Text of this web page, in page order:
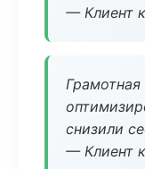
— Клиент
снизили
— Клиент